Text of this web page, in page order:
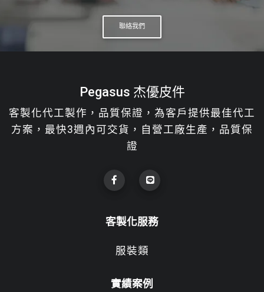
聯絡我們
Pegasus 杰優皮件
客製化代工製作，品質保證，為客戶提供最佳代工
方案，最快3週內可交貨，自營工廠生產，品質保
證
客製化服務
服裝類
實績案例